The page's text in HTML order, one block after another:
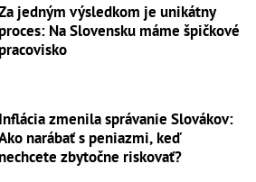
jedným výsledkom je unikátny
proces: Na Slovensku máme špičkové
pracovisko
Inflácia zmenila správanie Slovákov:
narábať s peniazmi, keď
nechcete zbytočne riskovať?